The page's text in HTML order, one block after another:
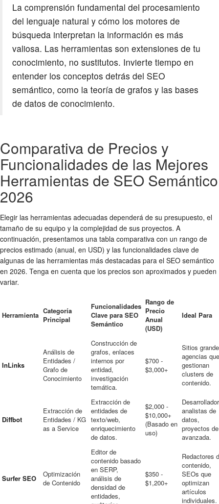
La comprensión fundamental del procesamiento
del lenguaje natural y cómo los motores de
búsqueda interpretan la información es más
valiosa. Las herramientas son extensiones de tu
conocimiento, no sustitutos. Invierte tiempo en
entender los conceptos detrás del SEO
semántico, como la teoría de grafos y las bases
de datos de conocimiento.
Comparativa de Precios y
Funcionalidades de las Mejores
Herramientas de SEO Semántico
2026
Elegir las herramientas adecuadas dependerá de su presupuesto, el
tamaño de su equipo y la complejidad de sus proyectos. A
continuación, presentamos una tabla comparativa con un rango de
precios estimado (anual, en USD) y las funcionalidades clave de
algunas de las herramientas más destacadas para el SEO semántico
en 2026. Tenga en cuenta que los precios son aproximados y pueden
variar.
Herramienta Categoría
Principal
Funcionalidades
Clave para SEO
Semántico
Rango de
Precio
Anual
(USD)
Ideal Para
InLinks
Análisis de
Entidades /
Grafo de
Conocimiento
Construcción de
grafos, enlaces
internos por
entidad,
investigación
temática.
$700 -
$3,000+
Sitios
agencias que
gestionan
clusters de
contenido.
Diffbot
Extracción de
Entidades / KG
as a Service
Extracción de
entidades de
texto/web,
enriquecimiento
de datos.
$2,000 -
$10,000+
(Basado en
uso)
analistas de
datos,
proyectos
avanzada.
Surfer SEO
Optimización
de Contenido
Editor de
contenido basado
en SERP,
análisis de
densidad de
entidades,
$350 -
$1,200+
Redactores
contenido,
SEOs que
optimizan
artículos
individuales.